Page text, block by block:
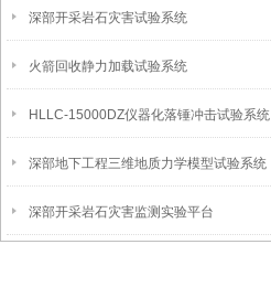
深部开采岩石灾害试验系统
火箭回收静力加载试验系统
HLLC-15000DZ仪器化落锤冲击试验系统
深部地下工程三维地质力学模型试验系统
深部开采岩石灾害监测实验平台